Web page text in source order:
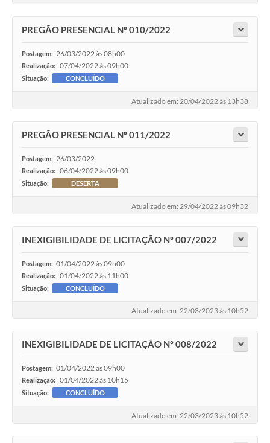
PREGÃO PRESENCIAL Nº 010/2022
Postagem: 26/03/2022 às 08h00
Realização: 07/04/2022 às 09h00
Situação: CONCLUÍDO
Atualizado em: 20/04/2022 às 13h38
PREGÃO PRESENCIAL Nº 011/2022
Postagem: 26/03/2022
Realização: 06/04/2022 às 09h00
Situação: DESERTA
Atualizado em: 29/04/2022 às 09h32
INEXIGIBILIDADE DE LICITAÇÃO Nº 007/2022
Postagem: 01/04/2022 às 09h00
Realização: 01/04/2022 às 11h00
Situação: CONCLUÍDO
Atualizado em: 22/03/2023 às 10h52
INEXIGIBILIDADE DE LICITAÇÃO Nº 008/2022
Postagem: 01/04/2022 às 09h00
Realização: 01/04/2022 às 10h15
Situação: CONCLUÍDO
Atualizado em: 22/03/2023 às 10h52